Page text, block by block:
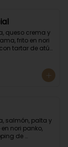
queso crema y
frito en nori
tartar de atún
salmón, palta y
nori panko,
de